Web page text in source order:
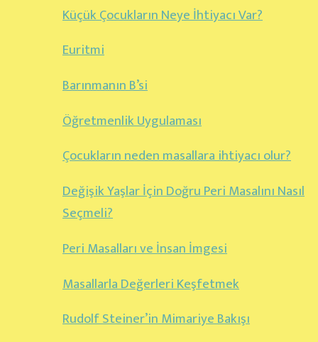
Küçük Çocukların Neye İhtiyacı Var?
Euritmi
Barınmanın B’si
Öğretmenlik Uygulaması
Çocukların neden masallara ihtiyacı olur?
Değişik Yaşlar İçin Doğru Peri Masalını Nasıl
Seçmeli?
Peri Masalları ve İnsan İmgesi
Masallarla Değerleri Keşfetmek
Rudolf Steiner’in Mimariye Bakışı